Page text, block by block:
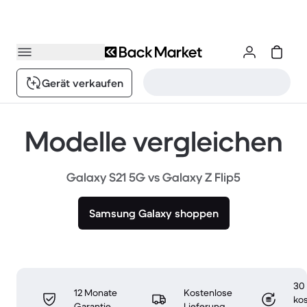
Gerät verkaufen
Modelle vergleichen
Galaxy S21 5G vs Galaxy Z Flip5
Samsung Galaxy shoppen
12 Monate
Kostenlose
30